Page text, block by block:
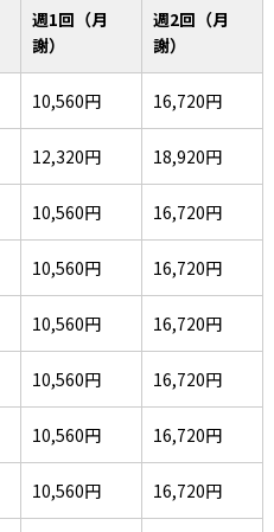
週1回（月
謝）
週2回（月
謝）
10,560円 16,720円
12,320円 18,920円
10,560円 16,720円
10,560円 16,720円
10,560円 16,720円
10,560円 16,720円
10,560円 16,720円
10,560円 16,720円